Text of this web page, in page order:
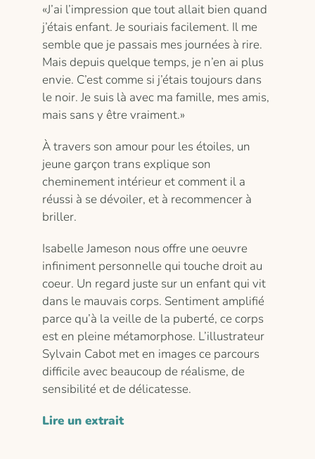
«J’ai l’impression que tout allait bien quand
j’étais enfant. Je souriais facilement. Il me
semble que je passais mes journées à rire.
Mais depuis quelque temps, je n’en ai plus
envie. C’est comme si j’étais toujours dans
le noir. Je suis là avec ma famille, mes amis,
mais sans y être vraiment.»
À travers son amour pour les étoiles, un
jeune garçon trans explique son
cheminement intérieur et comment il a
réussi à se dévoiler, et à recommencer à
briller.
Isabelle Jameson nous offre une oeuvre
infiniment personnelle qui touche droit au
coeur. Un regard juste sur un enfant qui vit
dans le mauvais corps. Sentiment amplifié
parce qu’à la veille de la puberté, ce corps
est en pleine métamorphose. L’illustrateur
Sylvain Cabot met en images ce parcours
difficile avec beaucoup de réalisme, de
sensibilité et de délicatesse.
Lire un extrait